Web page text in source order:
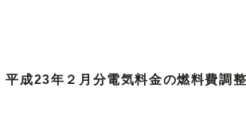
平成23年２月分電気料金の燃料費調